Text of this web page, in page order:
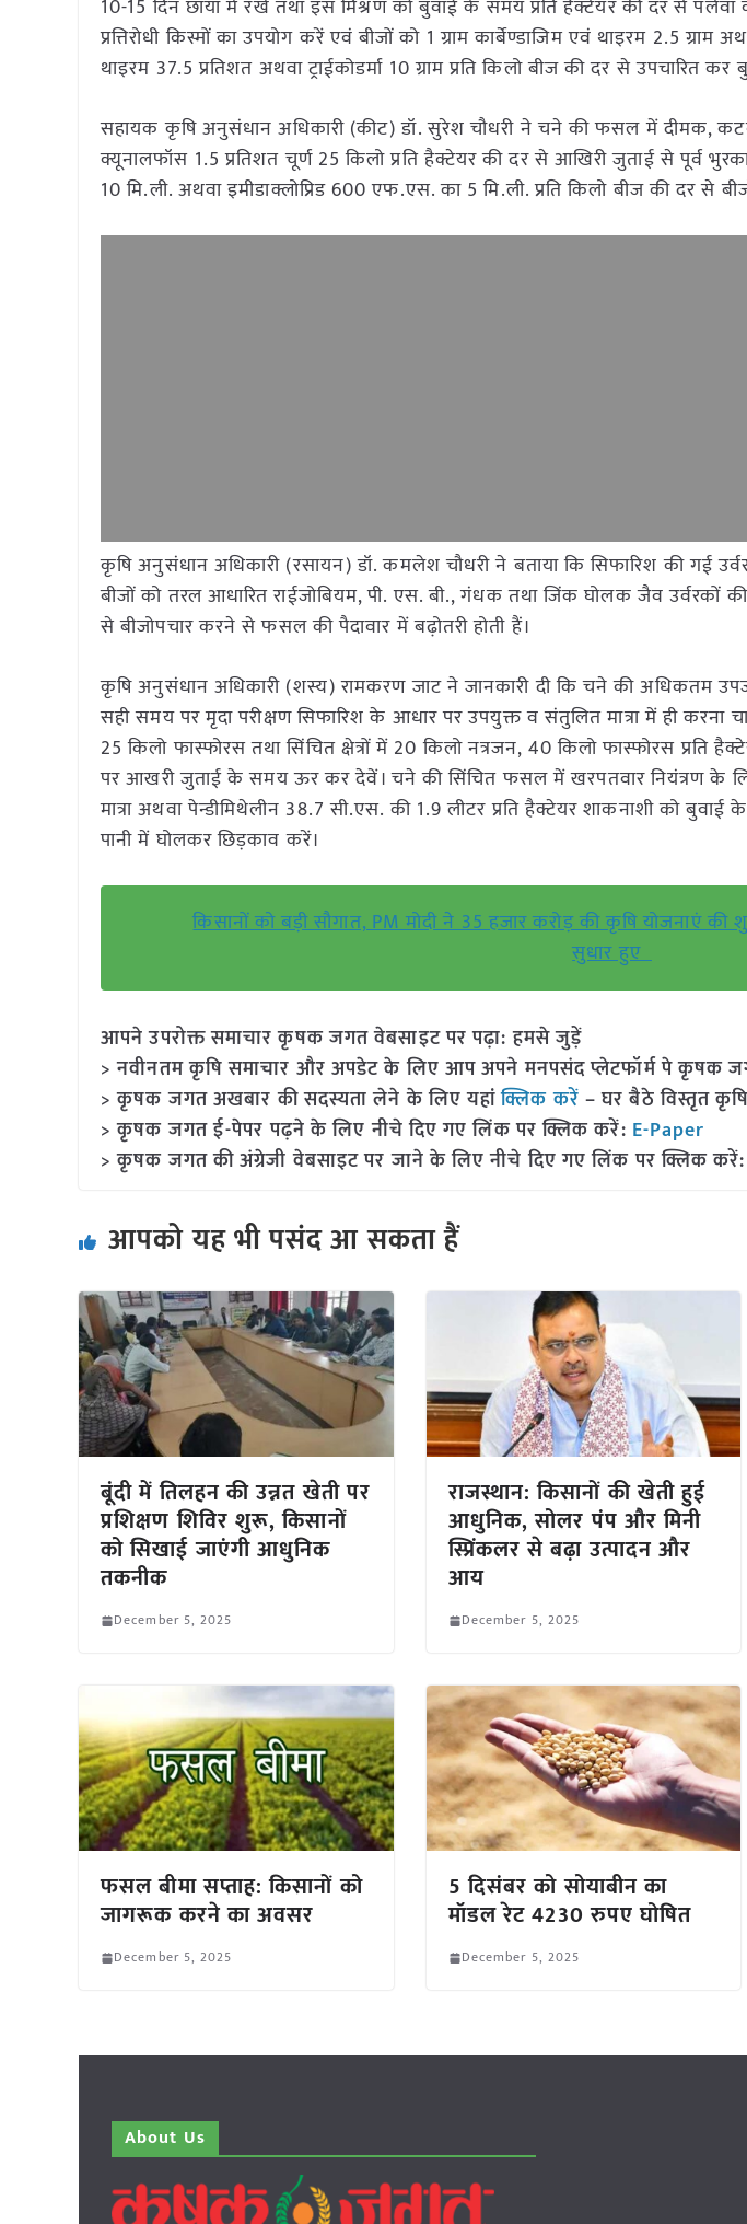
10-15 दिन छाया में रखें तथा इस मिश्रण को बुवाई के समय प्रति हैक्टेयर की दर से पलेवा
प्रत्तिरोधी किस्मों का उपयोग करें एवं बीजों को 1 ग्राम कार्बेण्डाजिम एवं थाइरम 2.5 ग्राम
थाइरम 37.5 प्रतिशत अथवा ट्राईकोडर्मा 10 ग्राम प्रति किलो बीज की दर से उपचारित कर
सहायक कृषि अनुसंधान अधिकारी (कीट) डॉ. सुरेश चौधरी ने चने की फसल में दीमक,
क्यूनालफॉस 1.5 प्रतिशत चूर्ण 25 किलो प्रति हैक्टेयर की दर से आखिरी जुताई से पूर्व
10 मि.ली. अथवा इमीडाक्लोप्रिड 600 एफ.एस. का 5 मि.ली. प्रति किलो बीज की दर से
कृषि अनुसंधान अधिकारी (रसायन) डॉ. कमलेश चौधरी ने बताया कि सिफारिश की गई
बीजों को तरल आधारित राईजोबियम, पी. एस. बी., गंधक तथा जिंक घोलक जैव उर्वरकों
से बीजोपचार करने से फसल की पैदावार में बढ़ोतरी होती हैं।
कृषि अनुसंधान अधिकारी (शस्य) रामकरण जाट ने जानकारी दी कि चने की अधिकतम
सही समय पर मृदा परीक्षण सिफारिश के आधार पर उपयुक्त व संतुलित मात्रा में ही करना
25 किलो फास्फोरस तथा सिंचित क्षेत्रों में 20 किलो नत्रजन, 40 किलो फास्फोरस प्रति
पर आखरी जुताई के समय ऊर कर देवें। चने की सिंचित फसल में खरपतवार नियंत्रण के
मात्रा अथवा पेन्डीमिथेलीन 38.7 सी.एस. की 1.9 लीटर प्रति हैक्टेयर शाकनाशी को
पानी में घोलकर छिड़काव करें।
किसानों को बड़ी सौगात, PM मोदी ने 35 हजार करोड़ की कृषि योजनाएं
सुधार हुए
आपने उपरोक्त समाचार कृषक जगत वेबसाइट पर पढ़ा: हमसे जुड़ें
> नवीनतम कृषि समाचार और अपडेट के लिए आप अपने मनपसंद प्लेटफॉर्म पे कृषक
> कृषक जगत अखबार की सदस्यता लेने के लिए यहांक्लिक करें – घर बैठे विस्तृत
> कृषक जगत ई-पेपर पढ़ने के लिए नीचे दिए गए लिंक पर क्लिक करें: E-Paper
> कृषक जगत की अंग्रेजी वेबसाइट पर जाने के लिए नीचे दिए गए लिंक पर क्लिक करें:
आपको यह भी पसंद आ सकता हैं
बूंदी में तिलहन की उन्नत खेती पर
प्रशिक्षण शिविर शुरू, किसानों
को सिखाई जाएंगी आधुनिक
तकनीक
December 5, 2025
राजस्थान: किसानों की खेती हुई
आधुनिक, सोलर पंप और मिनी
स्प्रिंकलर से बढ़ा उत्पादन और
आय
December 5, 2025
फसल बीमा सप्ताह: किसानों को
जागरूक करने का अवसर
December 5, 2025
5 दिसंबर को सोयाबीन का
मॉडल रेट 4230 रुपए घोषित
December 5, 2025
About Us